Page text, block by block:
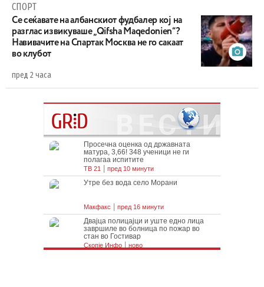
СПОРТ
Се сеќавате на албанскиот фудбалер кој на
разглас извикуваше „Qifsha Maqedonien“?
Навивачите на Спартак Москва не го сакаат
во клубот
пред 2 часа